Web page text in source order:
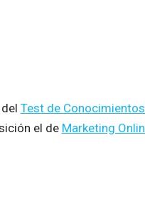
Test de
el de Marketing